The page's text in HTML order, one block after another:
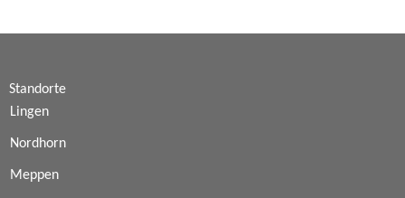
Standorte
Lingen
Nordhorn
Meppen